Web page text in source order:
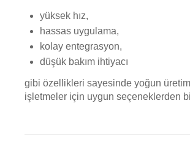
yüksek hız,
hassas uygulama,
kolay entegrasyon,
düşük bakım ihtiyacı
gibi özellikleri sayesinde yoğun
işletmeler için uygun seçeneklerden